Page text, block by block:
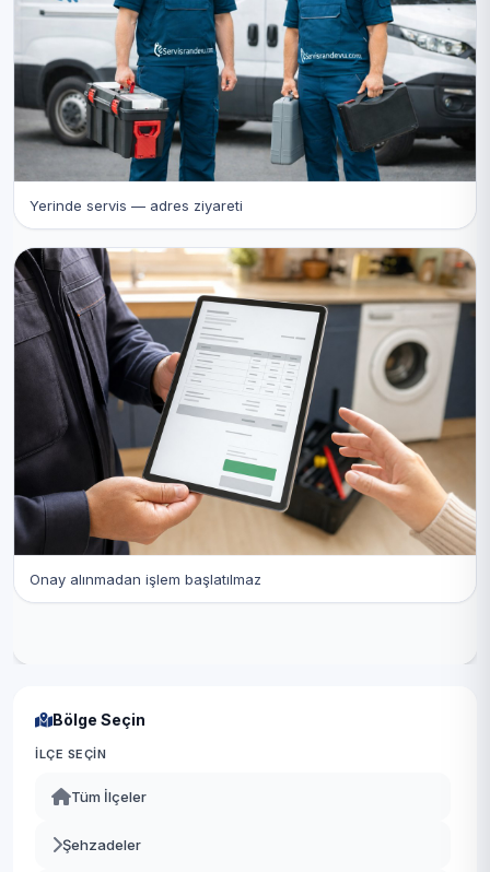
Yerinde servis — adres ziyareti
Onay alınmadan işlem başlatılmaz
Bölge Seçin
İLÇE SEÇIN
Tüm İlçeler
Şehzadeler